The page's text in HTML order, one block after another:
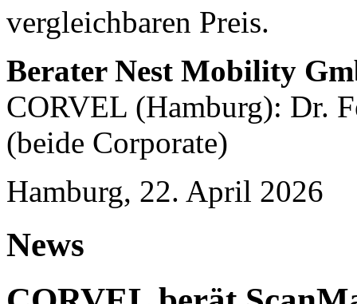
vergleichbaren Preis.
Berater Nest Mobility
CORVEL (Hamburg): Dr.
(beide Corporate)
Hamburg, 22. April 2026
News